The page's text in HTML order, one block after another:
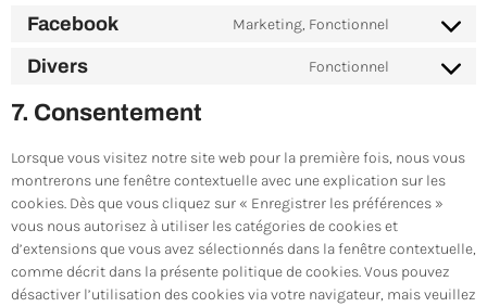
Facebook Marketing, Fonctionnel
Divers Fonctionnel
7. Consentement
Lorsque vous visitez notre site web pour la première fois, nous vous
montrerons une fenêtre contextuelle avec une explication sur les
cookies. Dès que vous cliquez sur « Enregistrer les préférences »
vous nous autorisez à utiliser les catégories de cookies et
d’extensions que vous avez sélectionnés dans la fenêtre contextuelle,
comme décrit dans la présente politique de cookies. Vous pouvez
désactiver l’utilisation des cookies via votre navigateur, mais veuillez